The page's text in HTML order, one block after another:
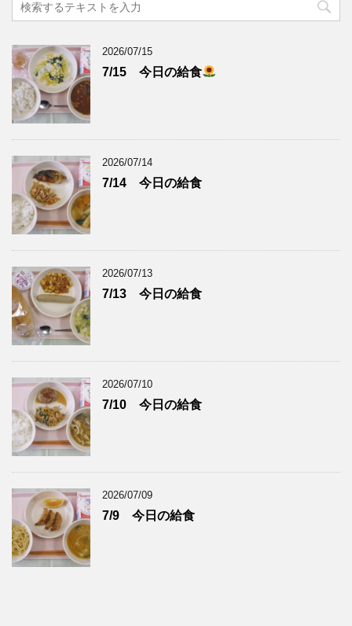
2026/07/15
7/15 今日の給食
2026/07/14
7/14 今日の給食
2026/07/13
7/13 今日の給食
2026/07/10
7/10 今日の給食
2026/07/09
7/9 今日の給食